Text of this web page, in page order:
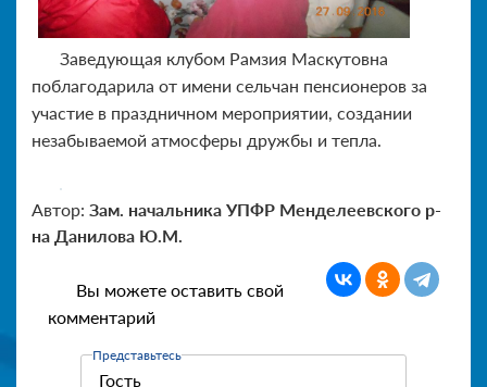
Заведующая клубом Рамзия Маскутовна
поблагодарила от имени сельчан пенсионеров за
участие в праздничном мероприятии, создании
незабываемой атмосферы дружбы и тепла.
Автор: Зам. начальника УПФР Менделеевского р-
на Данилова Ю.М.
Вы можете оставить свой
комментарий
Представьтесь